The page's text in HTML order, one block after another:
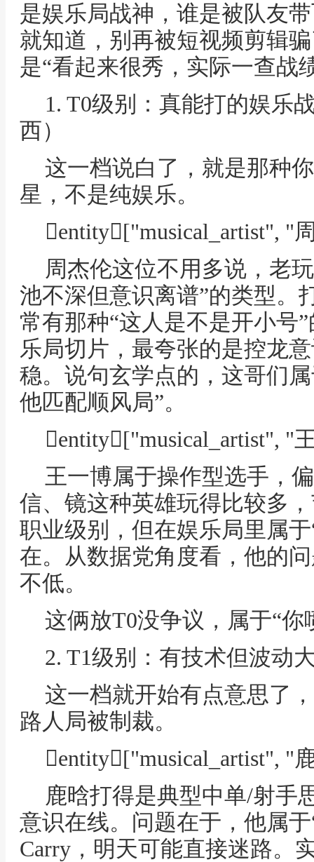
是娱乐局战神，谁是被队友
就知道，别再被短视频剪辑
是“看起来很秀，实际一查战
1. T0级别：真能打的娱乐
西）
这一档说白了，就是那种
星，不是纯娱乐。
entity["musical_artist", "
周杰伦这位不用多说，老
池不深但意识离谱”的类型。
常有那种“这人是不是开小号
乐局切片，最夸张的是控龙
稳。说句玄学点的，这哥们
他匹配顺风局”。
entity["musical_artist", "
王一博属于操作型选手，
信、镜这种英雄玩得比较多
职业级别，但在娱乐局里属
在。从数据党角度看，他的
不低。
这俩放T0没争议，属于“
2. T1级别：有技术但波动
这一档就开始有点意思了
路人局被制裁。
entity["musical_artist", "
鹿晗打得是典型中单/射手
意识在线。问题在于，他属
Carry，明天可能直接迷路。